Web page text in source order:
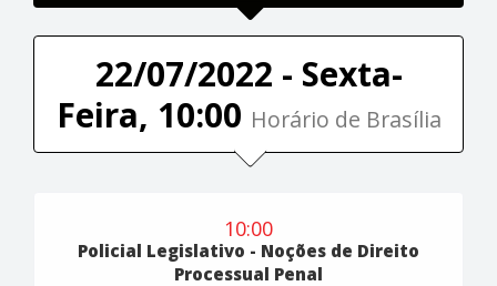
22/07/2022 - Sexta-
Feira, 10:00 Horário de Brasília
10:00
Policial Legislativo - Noções de Direito
Processual Penal